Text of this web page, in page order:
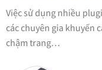
Việc sử dụng nhiều
các chuyên gia khuyến
chậm trang…